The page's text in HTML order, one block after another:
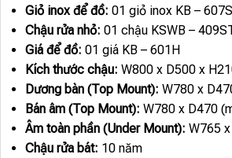
Giỏ inox để đồ: 01 giỏ inox KB – 607S
Chậu rửa nhỏ: 01 chậu KSWB –
Giá để đồ: 01 giá KB – 601H
Kích thước chậu: W800 x D500 x
Dương bàn (Top Mount): W780 x
Bán âm (Top Mount): W780 x D470
Âm toàn phần (Under Mount): W765
Chậu rửa bát: 10 năm